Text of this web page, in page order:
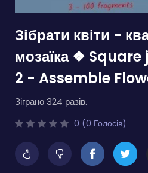
Зібрати квіти -
мозаїка ❖
2 - Assemble
Зіграно 324 разів.
0 (0 Голосів)